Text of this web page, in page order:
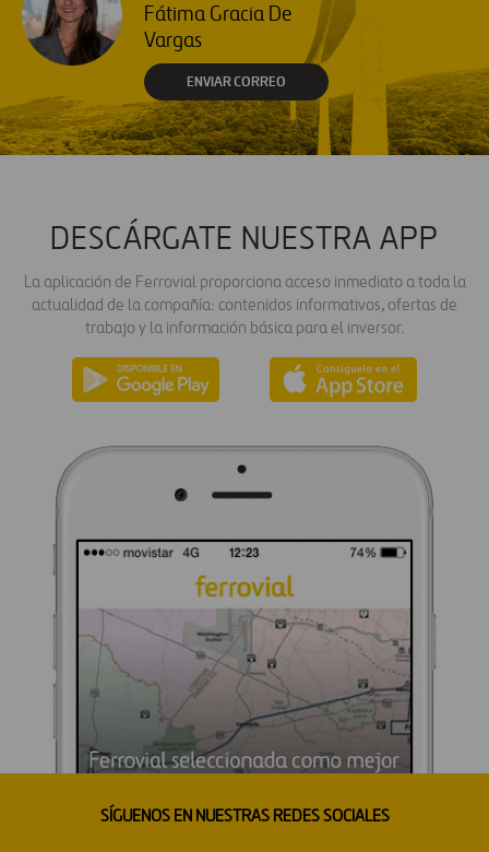
Fátima Gracia De
Vargas
ENVIAR CORREO
DESCÁRGATE NUESTRA APP
La aplicación de Ferrovial proporciona acceso inmediato a toda la
actualidad de la compañía: contenidos informativos, ofertas de
trabajo y la información básica para el inversor.
SÍGUENOS EN NUESTRAS REDES SOCIALES